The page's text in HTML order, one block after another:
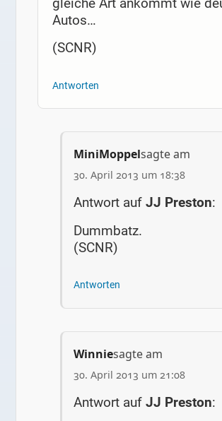
Autos…
(SCNR)
Antworten
MiniMoppelsagte am
30. April 2013 um 18:38
Antwort aufJJ Preston:
Dummbatz.
(SCNR)
Antworten
Winniesagte am
30. April 2013 um 21:08
Antwort aufJJ Preston: